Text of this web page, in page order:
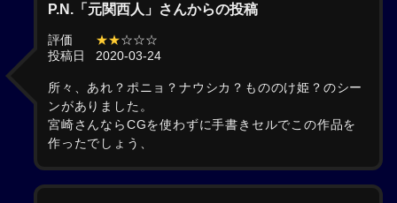
P.N.「元関西人」さんからの投稿
評価 ★★☆☆☆
投稿日
2020-03-24
所々、あれ？ポニョ？ナウシカ？もののけ姫？のシー
ンがありました。
宮崎さんならCGを使わずに手書きセルでこの作品を
作ったでしょう、